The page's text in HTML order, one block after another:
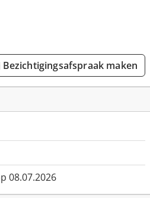
Bezichtigingsafspraak maken
08.07.2026